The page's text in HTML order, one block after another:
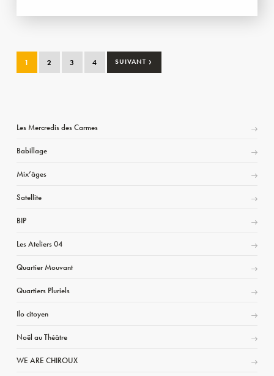
1 2 3 4 SUIVANT ›
Les Mercredis des Carmes
Babillage
Mix’âges
Satellite
BIP
Les Ateliers 04
Quartier Mouvant
Quartiers Pluriels
Ilo citoyen
Noël au Théâtre
WE ARE CHIROUX